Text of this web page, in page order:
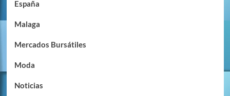
España
Malaga
Mercados Bursátiles
Moda
Noticias